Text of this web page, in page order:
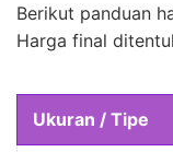
Berikut panduan
Harga final
Ukuran / Tipe